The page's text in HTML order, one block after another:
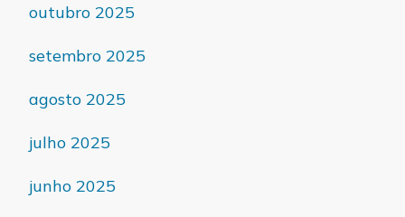
outubro 2025
setembro 2025
agosto 2025
julho 2025
junho 2025